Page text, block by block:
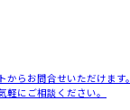
からお問合せいただけます。
軽にご相談ください。